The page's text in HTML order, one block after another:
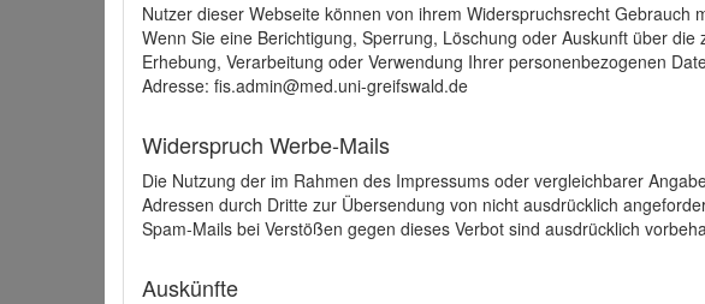
Nutzer dieser Webseite können von ihrem Widerspruchsrecht
Wenn Sie eine Berichtigung, Sperrung, Löschung oder Auskunft über
Erhebung, Verarbeitung oder Verwendung Ihrer personenbezogenen
Adresse: fis.admin@med.uni-greifswald.de
Widerspruch Werbe-Mails
Die Nutzung der im Rahmen des Impressums oder vergleichbarer
Adressen durch Dritte zur Übersendung von nicht ausdrücklich
Spam-Mails bei Verstößen gegen dieses Verbot sind ausdrücklich
Auskünfte